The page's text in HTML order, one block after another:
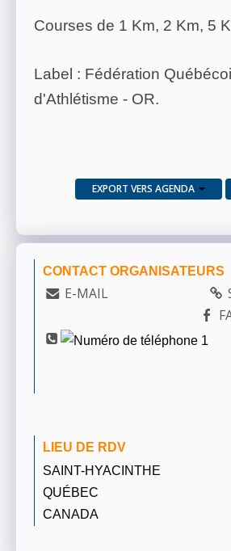
Courses de 1 Km, 2 Km, 5
Label : Fédération
d'Athlétisme - OR.
EXPORT VERS AGENDA
CONTACT ORGANISATEURS
E-MAIL
LIEU DE RDV
SAINT-HYACINTHE
QUÉBEC
CANADA